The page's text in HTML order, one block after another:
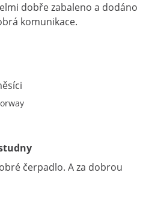
dobře zabaleno a dodáno
komunikace.
čerpadlo. A za dobrou